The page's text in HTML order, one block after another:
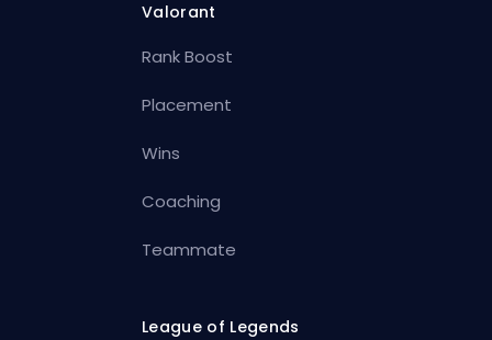
Valorant
Rank Boost
Placement
Wins
Coaching
Teammate
League of Legends